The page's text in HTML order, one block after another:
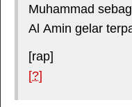
Muhammad
Al Amin gelar
[rap]
[?]